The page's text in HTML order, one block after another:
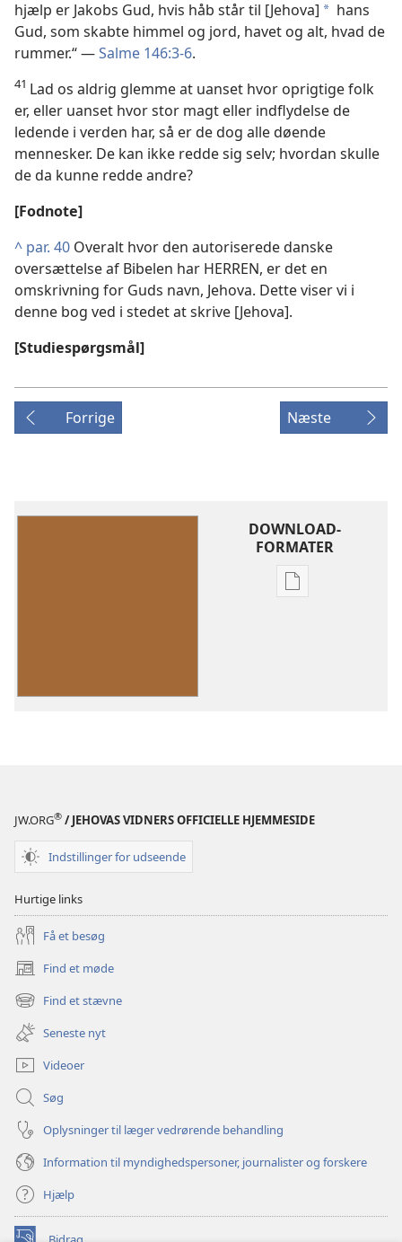
hjælp er Jakobs Gud, hvis håb står til [Jehova] * hans
Gud, som skabte himmel og jord, havet og alt, hvad de
rummer.“ —Salme 146:3-6.
41 Lad os aldrig glemme at uanset hvor oprigtige folk
er, eller uanset hvor stor magt eller indflydelse de
ledende i verden har, så er de dog alle døende
mennesker. De kan ikke redde sig selv; hvordan skulle
de da kunne redde andre?
[Fodnote]
^ par. 40 Overalt hvor den autoriserede danske
oversættelse af Bibelen har HERREN, er det en
omskrivning for Guds navn, Jehova. Dette viser vi i
denne bog ved i stedet at skrive [Jehova].
[Studiespørgsmål]
Forrige Næste
DOWNLOAD-
FORMATER
Indstillinger
JW.ORG® / JEHOVAS VIDNERS OFFICIELLE HJEMMESIDE
Indstillinger for udseende
Hurtige links
Få et besøg
Find et møde
(åbner
nyt
vindue)
Find et stævne
(åbner
nyt
vindue)
Seneste nyt
Videoer
Søg
Oplysninger til læger vedrørende behandling
Information til myndighedspersoner, journalister og forskere
Hjælp